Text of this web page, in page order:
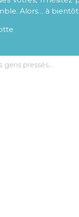
Alors… à bientôt
pressés...